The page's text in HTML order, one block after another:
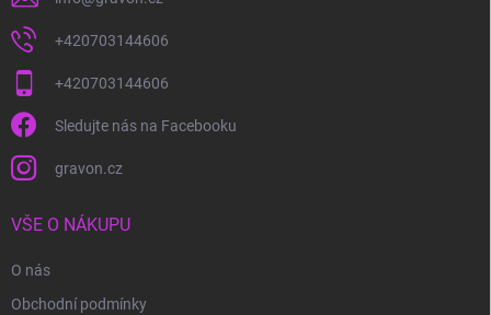
+420703144606
+420703144606
Sledujte nás na Facebooku
gravon.cz
VŠE O NÁKUPU
O nás
Obchodní podmínky